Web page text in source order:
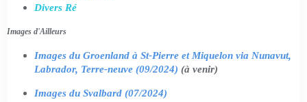
Divers Ré
Images d'Ailleurs
Images du Groenland à St-Pierre et Miquelon via Nunavut,
Labrador, Terre-neuve (09/2024) (à venir)
Images du Svalbard (07/2024)